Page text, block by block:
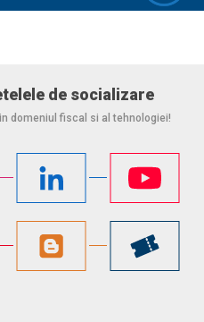
de socializare
domeniul fiscal si al tehnologiei!